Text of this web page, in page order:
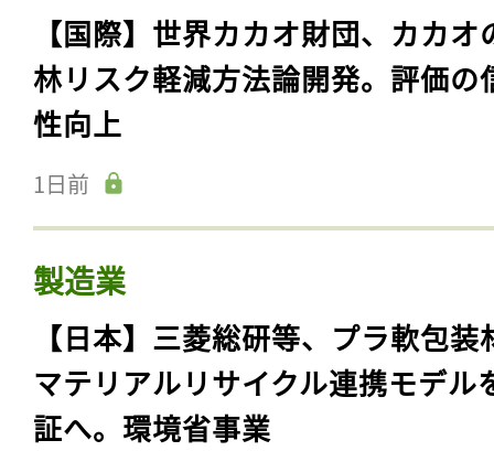
【国際】世界カカオ財団、カカオ
林リスク軽減方法論開発。評価の
性向上
1日前
製造業
【日本】三菱総研等、プラ軟包装
マテリアルリサイクル連携モデル
証へ。環境省事業